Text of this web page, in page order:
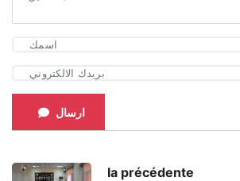
ارسال
la précédente